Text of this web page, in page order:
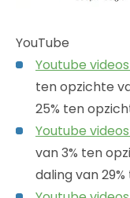
YouTube
Youtube
ten opzichte
25% ten
Youtube
van 3% ten
daling van